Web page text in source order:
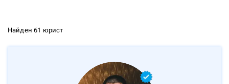
Найден 61 юрист